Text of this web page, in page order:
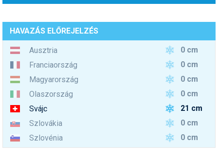
HAVAZÁS ELŐREJELZÉS
Ausztria
0 cm
Franciaország
0 cm
Magyarország
0 cm
Olaszország
0 cm
Svájc
21 cm
Szlovákia
0 cm
Szlovénia
0 cm